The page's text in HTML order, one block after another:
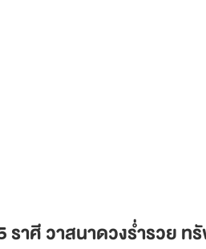
ราศี วาสนาดวงร่ำรวย ท